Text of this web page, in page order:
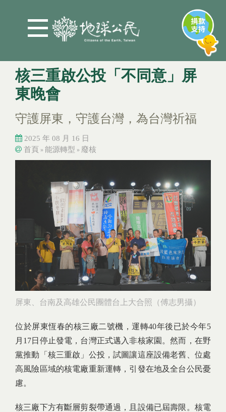
核三重啟公投「不同意」屏
東晚會
守護屏東，守護台灣，為台灣祈福
2025 年 08 月 16 日
您在這裡
首頁 » 能源轉型 » 廢核
屏東、台南及高雄公民團體台上大合照（傅志男攝）
位於屏東恆春的核三廠二號機，運轉40年後已於今年5
月17日停止發電，台灣正式邁入非核家園。然而，在野
黨推動「核三重啟」公投，試圖讓這座設備老舊、位處
高風險區域的核電廠重新運轉，引發在地及全台公民憂
慮。
核三廠下方有斷層剪裂帶通過，且設備已屆壽限。核電